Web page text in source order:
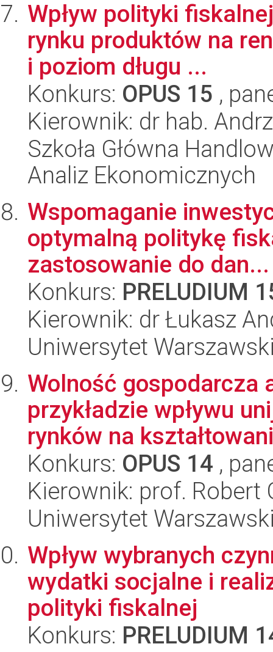
Wpływ polityki
rynku produktów na
i poziom długu ...
Konkurs: OPUS 15 ,
Kierownik: dr hab.
Szkoła Główna
Analiz Ekonomicznych
Wspomaganie
optymalną politykę
zastosowanie do dan...
Konkurs: PRELUDIUM
Kierownik: dr Łukasz
Uniwersytet
Wolność gospodarcza
przykładzie wpływu
rynków na
Konkurs: OPUS 14 ,
Kierownik: prof. Robert
Uniwersytet
Wpływ wybranych
wydatki socjalne i
polityki fiskalnej
Konkurs: PRELUDIUM